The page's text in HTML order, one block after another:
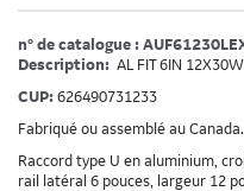
n° de catalogue :
Description: AL FIT 6IN
CUP: 626490731233
Fabriqué ou assemblé au Canada.
Raccord type U en aluminium,
rail latéral 6 pouces, largeur 12